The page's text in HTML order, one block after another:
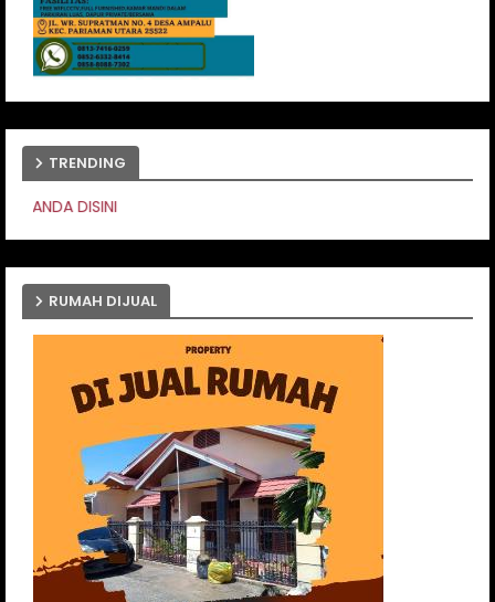
TRENDING
RUMAH DIJUAL